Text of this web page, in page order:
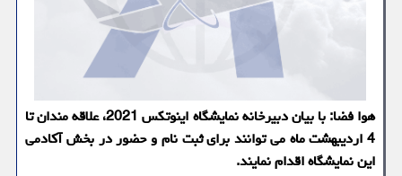
هوا فضا: با بیان دبیرخانه نمایشگاه اینوتکس 2021، علاقه مندان تا
4 اردیبهشت ماه می توانند برای ثبت نام و حضور در بخش آکادمی
این نمایشگاه اقدام نمایند.